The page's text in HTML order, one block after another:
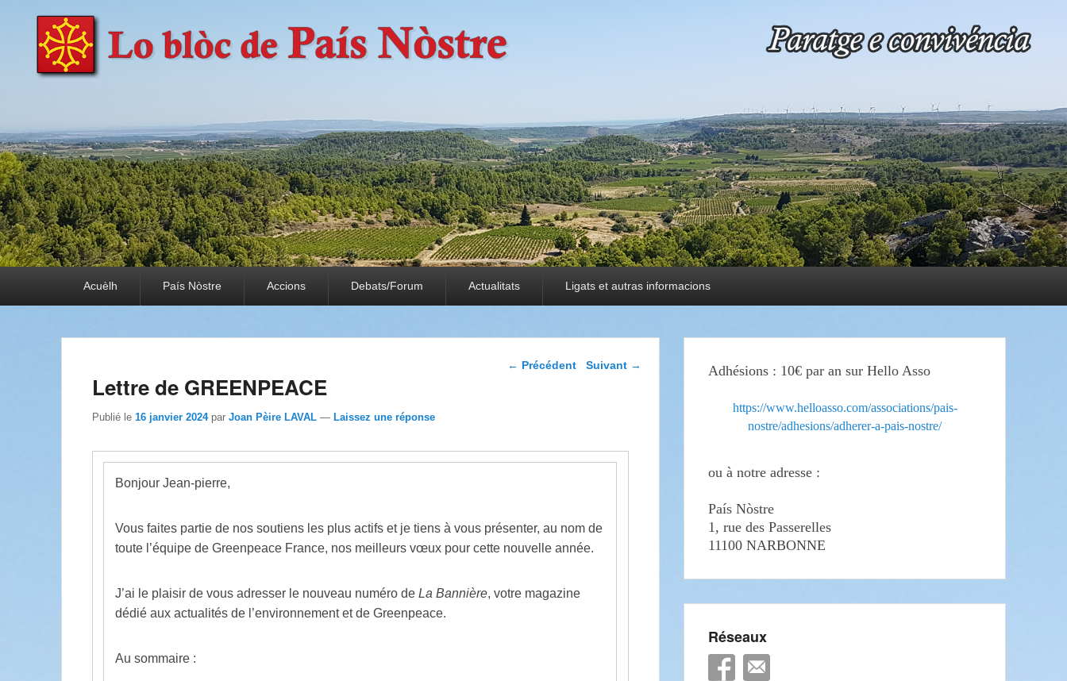
País Nòstre
Paratge e Convivència
Acuèlh País Nòstre Accions Debats/Forum Actualitats Ligats et autras informacions
Navigation dans les
← Précédent Suivant →
Lettre de GREENPEACE
Publié le 16 janvier 2024 par Joan Pèire LAVAL — Laissez une réponse
Bonjour Jean-pierre,
Vous faites partie de nos soutiens les plus actifs et je tiens à vous présenter, au nom de
toute l’équipe de Greenpeace France, nos meilleurs vœux pour cette nouvelle année.
J’ai le plaisir de vous adresser le nouveau numéro de La Bannière, votre magazine
dédié aux actualités de l’environnement et de Greenpeace.
Au sommaire :
Adhésions : 10€ par an sur Hello Asso
https://www.helloasso.com/associations/pais-
nostre/adhesions/adherer-a-pais-nostre/
ou à notre adresse :
País Nòstre
1, rue des Passerelles
11100 NARBONNE
Réseaux